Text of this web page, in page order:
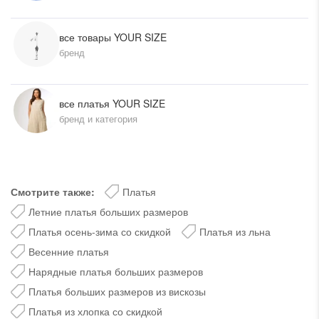
все товары YOUR SIZE
бренд
все платья YOUR SIZE
бренд и категория
Смотрите также:
Платья
Летние платья больших размеров
Платья осень-зима со скидкой
Платья из льна
Весенние платья
Нарядные платья больших размеров
Платья больших размеров из вискозы
Платья из хлопка со скидкой